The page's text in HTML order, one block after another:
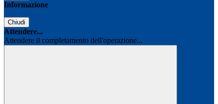
Informazione
Chiudi
Attendere...
Attendere il completamento dell'operazione...